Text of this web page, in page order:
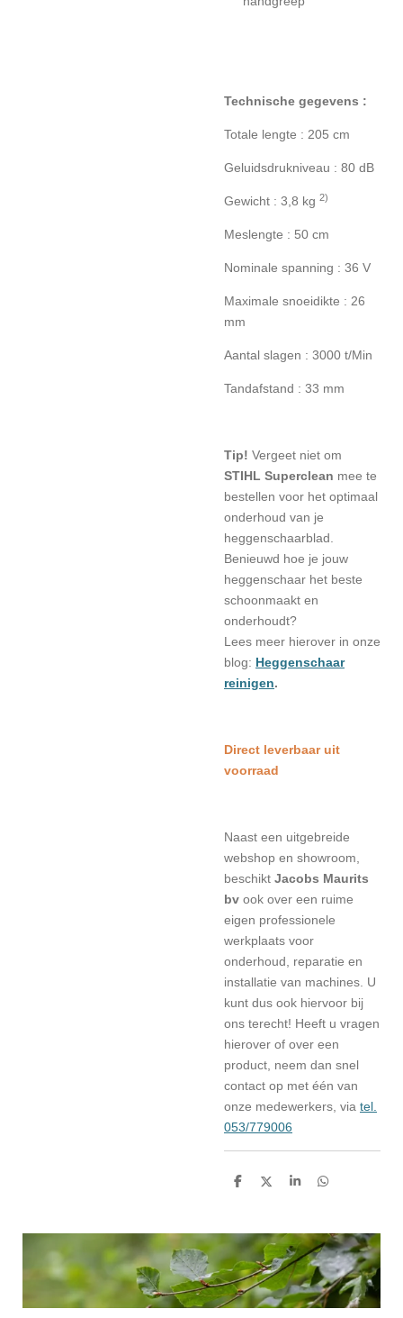
Technische gegevens :
Totale lengte : 205 cm
Geluidsdrukniveau : 80 dB
Gewicht : 3,8 kg 2)
Meslengte : 50 cm
Nominale spanning : 36 V
Maximale snoeidikte : 26
mm
Aantal slagen : 3000 t/Min
Tandafstand : 33 mm
Tip! Vergeet niet om
STIHL Superclean mee te
bestellen voor het optimaal
onderhoud van je
heggenschaarblad.
Benieuwd hoe je jouw
heggenschaar het beste
schoonmaakt en
onderhoudt?
Lees meer hierover in onze
blog: Heggenschaar
reinigen.
Direct leverbaar uit
voorraad
Naast een uitgebreide
webshop en showroom,
beschikt Jacobs Maurits
bv ook over een ruime
eigen professionele
werkplaats voor
onderhoud, reparatie en
installatie van machines. U
kunt dus ook hiervoor bij
ons terecht! Heeft u vragen
hierover of over een
product, neem dan snel
contact op met één van
onze medewerkers, via tel.
053/779006
D
n
D
S
e
D
n